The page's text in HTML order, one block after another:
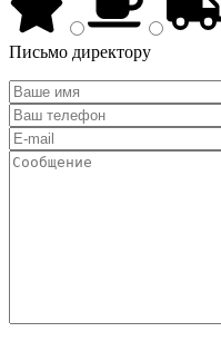
Письмо директору